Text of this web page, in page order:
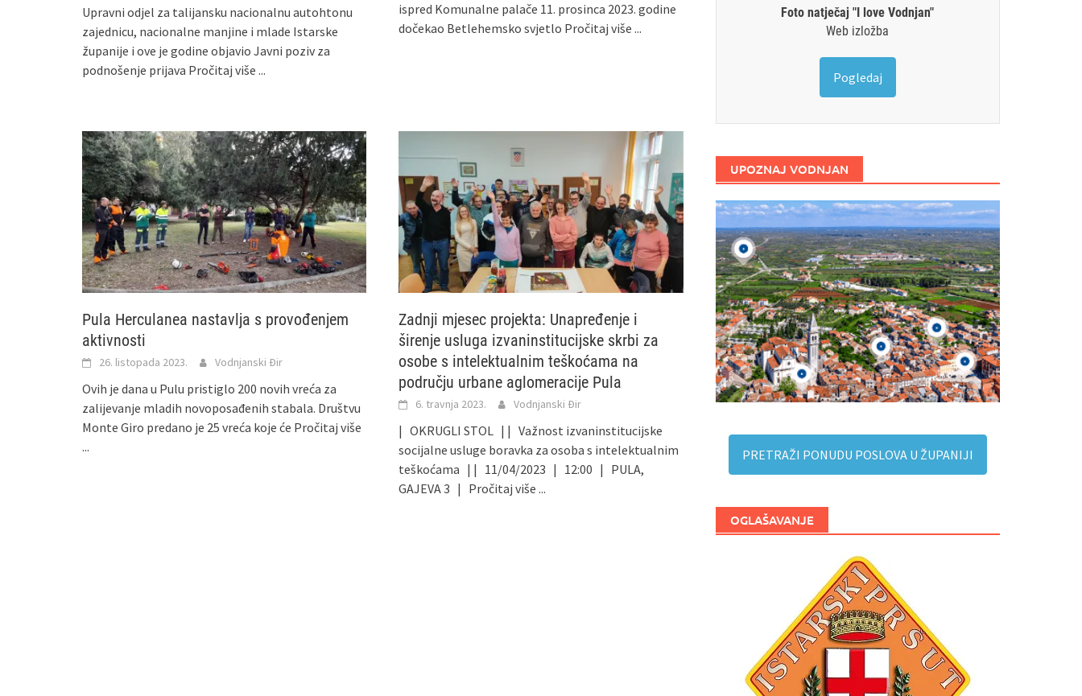
Upravni odjel za talijansku nacionalnu autohtonu
zajednicu, nacionalne manjine i mlade Istarske
županije i ove je godine objavio Javni poziv za
podnošenje prijava Pročitaj više ...
ispred Komunalne palače 11. prosinca 2023. godine
dočekao Betlehemsko svjetlo Pročitaj više ...
Pula Herculanea nastavlja s provođenjem
aktivnosti
26. listopada 2023. Vodnjanski Đir
Ovih je dana u Pulu pristiglo 200 novih vreća za
zalijevanje mladih novoposađenih stabala. Društvu
Monte Giro predano je 25 vreća koje će Pročitaj više
...
Zadnji mjesec projekta: Unapređenje i
širenje usluga izvaninstitucijske skrbi za
osobe s intelektualnim teškoćama na
području urbane aglomeracije Pula
6. travnja 2023. Vodnjanski Đir
| OKRUGLI STOL | | Važnost izvaninstitucijske
socijalne usluge boravka za osoba s intelektualnim
teškoćama | | 11/04/2023 | 12:00 | PULA,
GAJEVA 3 | Pročitaj više ...
Foto natječaj "I love Vodnjan"
Web izložba
Pogledaj
UPOZNAJ VODNJAN
PRETRAŽI PONUDU POSLOVA U ŽUPANIJI
OGLAŠAVANJE